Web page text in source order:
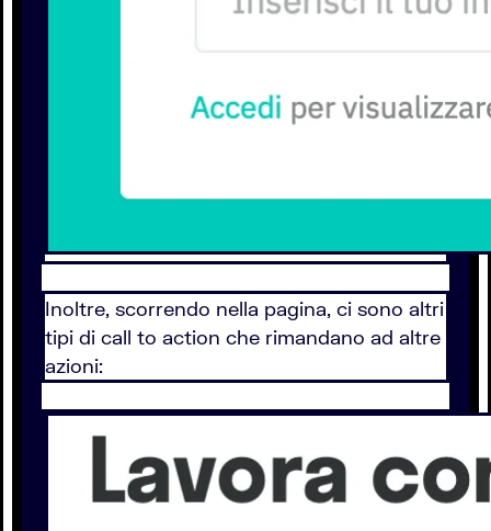
Inoltre, scorrendo nella pagina, ci sono altri
tipi di call to action che rimandano ad altre
azioni: